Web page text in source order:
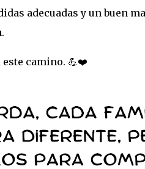
adecuadas y un buen
este camino. 💪❤️